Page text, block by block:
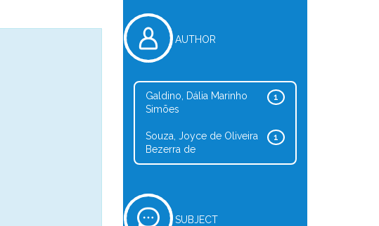
AUTHOR
1
Galdino, Dália Marinho
Simões
1
Souza, Joyce de Oliveira
Bezerra de
SUBJECT